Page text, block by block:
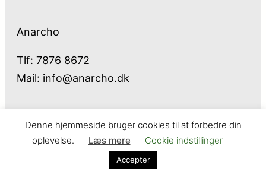
Anarcho
Tlf: 7876 8672
Mail: info@anarcho.dk
Anarcho – alt i Hårde Hvidevarer
Cookie- og privatlivspolitik Kontakt
Denne hjemmeside bruger cookies til at forbedre din
oplevelse.
Læs mere Cookie indstillinger
Accepter